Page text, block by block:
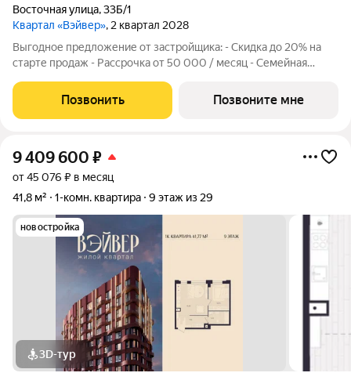
Восточная улица,33Б/1
Квартал «Вэйвер», 2 квартал 2028
Выгодное предложение от застройщика: - Скидка до 20% на
старте продаж - Рассрочка от 50 000 / месяц - Семейная
1-комнатной квартиры в Жилом квартале Вэйвер от
Девелоперской компании Люди,
Позвонить Позвоните мне
9 409 600 ₽
от 45 076 ₽ в месяц
41,8 м²
1-комн. квартира 9 этаж из 29
новостройка
3D-тур